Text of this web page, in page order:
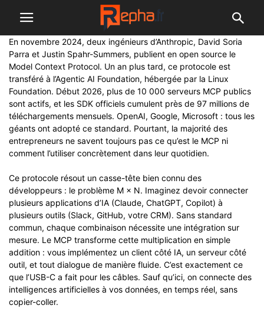
En novembre 2024, deux ingénieurs d’Anthropic, David Soria
Parra et Justin Spahr-Summers, publient en open source le
Model Context Protocol. Un an plus tard, ce protocole est
transféré à l’Agentic AI Foundation, hébergée par la Linux
Foundation. Début 2026, plus de 10 000 serveurs MCP publics
sont actifs, et les SDK officiels cumulent près de 97 millions de
téléchargements mensuels. OpenAI, Google, Microsoft : tous les
géants ont adopté ce standard. Pourtant, la majorité des
entrepreneurs ne savent toujours pas ce qu’est le MCP ni
comment l’utiliser concrètement dans leur quotidien.
Ce protocole résout un casse-tête bien connu des
développeurs : le problème M × N. Imaginez devoir connecter
plusieurs applications d’IA (Claude, ChatGPT, Copilot) à
plusieurs outils (Slack, GitHub, votre CRM). Sans standard
commun, chaque combinaison nécessite une intégration sur
mesure. Le MCP transforme cette multiplication en simple
addition : vous implémentez un client côté IA, un serveur côté
outil, et tout dialogue de manière fluide. C’est exactement ce
que l’USB-C a fait pour les câbles. Sauf qu’ici, on connecte des
intelligences artificielles à vos données, en temps réel, sans
copier-coller.